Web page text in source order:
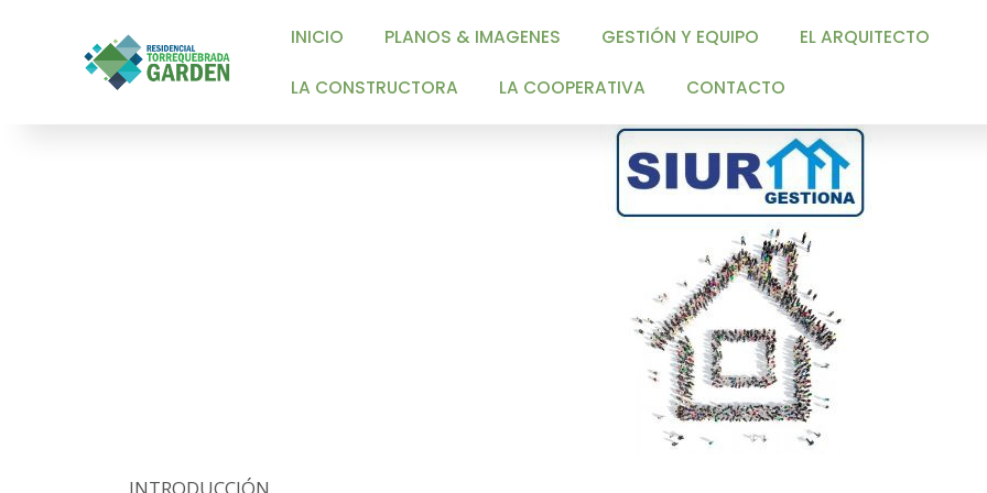
INICIO PLANOS & IMAGENES GESTIÓN Y EQUIPO EL ARQUITECTO
LA CONSTRUCTORA LA COOPERATIVA CONTACTO